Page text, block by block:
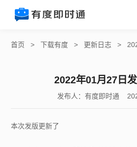
首页 >下载有度 > 更新日志 >
2022年01月27日
发布人：有度即时通
本次发版更新了